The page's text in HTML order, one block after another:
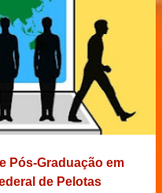
Pós-Graduação em
de Pelotas